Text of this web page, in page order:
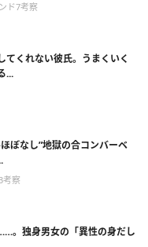
ド7考察
てくれない彼氏。うまくいく
...
ぼなし”地獄の合コンバーベ
考察
。独身男女の「異性の身だし